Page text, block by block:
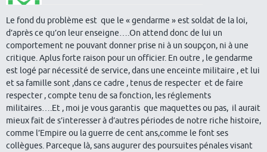
Le fond du problème est que le « gendarme » est soldat de la loi,
d’après ce qu’on leur enseigne….On attend donc de lui un
comportement ne pouvant donner prise ni à un soupçon, ni à une
critique. Aplus forte raison pour un officier. En outre , le gendarme
est logé par nécessité de service, dans une enceinte militaire , et lui
et sa famille sont ,dans ce cadre , tenus de respecter et de faire
respecter , compte tenu de sa fonction, les réglements
militaires….Et , moi je vous garantis que maquettes ou pas, il aurait
mieux fait de s’interesser à d’autres périodes de notre riche histoire,
comme l’Empire ou la guerre de cent ans,comme le font ses
collègues. Parceque là, sans augurer des poursuites pénales visant